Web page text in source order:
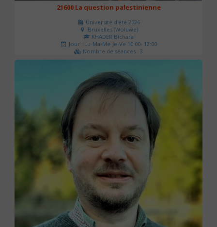
21600 La question palestinienne
Université d'été 2026
Bruxelles (Woluwé)
KHADER Bichara
Jour : Lu-Ma-Me-Je-Ve 10:00- 12:00
Nombre de séances : 3
63 €